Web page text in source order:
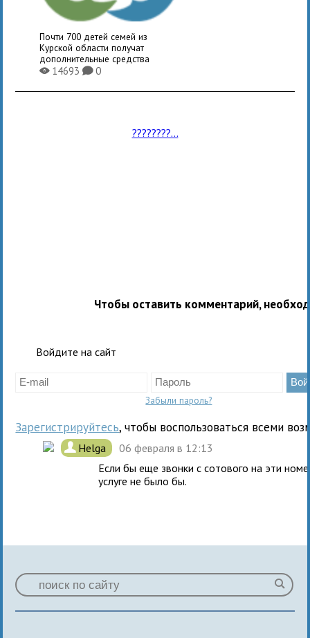
Почти 700 детей семей из
Курской области получат
дополнительные средства
X14693K0
????????...
Чтобы оставить комментарий,
Войдите на сайт
Забыли пароль?
Зарегистрируйтесь, чтобы воспользоваться всеми
. Helga
06 февраля в 12:13
Если бы еще звонки с сотового на эти
услуге не было бы.